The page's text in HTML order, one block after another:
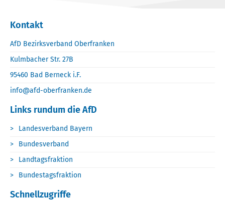
Kontakt
AfD Bezirksverband Oberfranken
Kulmbacher Str. 27B
95460 Bad Berneck i.F.
info@afd-oberfranken.de
Links rundum die AfD
Landesverband Bayern
Bundesverband
Landtagsfraktion
Bundestagsfraktion
Schnellzugriffe